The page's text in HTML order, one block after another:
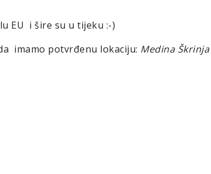
EU i šire su u tijeku :-)
imamo potvrđenu lokaciju: Medina Škrinja